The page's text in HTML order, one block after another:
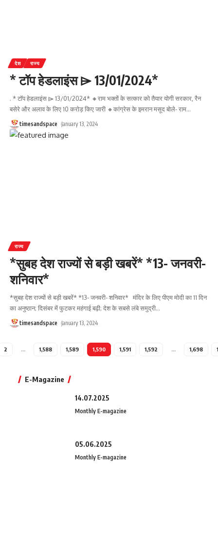
देश राज्य
* टॉप हेडलाइंस ⌲ 13/01/2024*
. * टॉप हेडलाइंस ⌲ 13/01/2024* 🔸राम भक्तों के सत्कार को तैयार योगी सरकार, रैन
बसेरे और अलाव के लिए 10 करोड़ किए जारी 🔸कांग्रेस के इमरान मसूद बोले- राम…
timesandspace January 13, 2024
राज्य
*सुबह देश राज्यों से बड़ी खबरें* *13- जनवरी-
शनिवार*
*सुबह देश राज्यों से बड़ी खबरें* *13- जनवरी- शनिवार* मंदिर के लिए पीएम मोदी का 11 दिन
का अनुष्ठान; दिसंबर में फुटकर महंगाई बढ़ी; देश के सबसे लंबे समुद्री…
timesandspace January 13, 2024
2 … 1,588 1,589 1,590 1,591 1,592 … 1,698
E-Magazine
14.07.2025
Monthly E-magazine
05.06.2025
Monthly E-magazine